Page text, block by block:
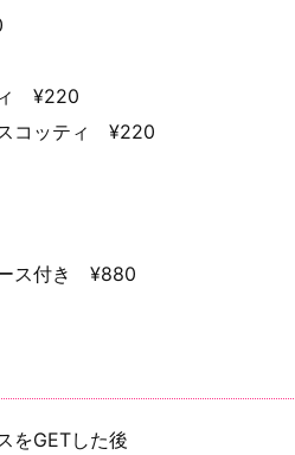
ィ ¥220
コッティ ¥220
ース付き ¥880
をGETした後